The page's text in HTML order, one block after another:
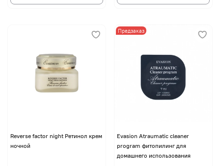
Reverse factor night Ретинол крем
ночной
Предзаказ
Evasion Atraumatic cleaner
program фитопилинг для
домашнего использования